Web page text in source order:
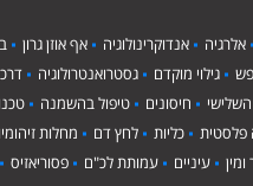
אלרגיה אנדוקרינולוגיה אף אוזן גרון
גילוי מוקדם גסטרואנטרולוגיה
השלישי חיסונים טיפול בהשמנה
פלסטית כליות לחץ דם מחלות
ומין עיניים עמותת לכ"ם פסוריאזיס